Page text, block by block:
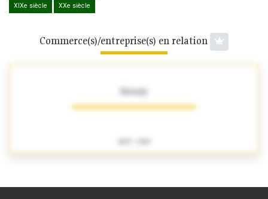
XIXe siècle XXe siècle
Commerce(s)/entreprise(s) en relation
Savary